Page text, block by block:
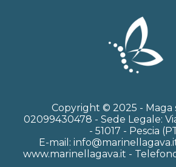
Copyright © 2025 - Maga
02099430478 - Sede Legale:
- 51017 - Pescia
E-mail:
www.marinellagava.it -